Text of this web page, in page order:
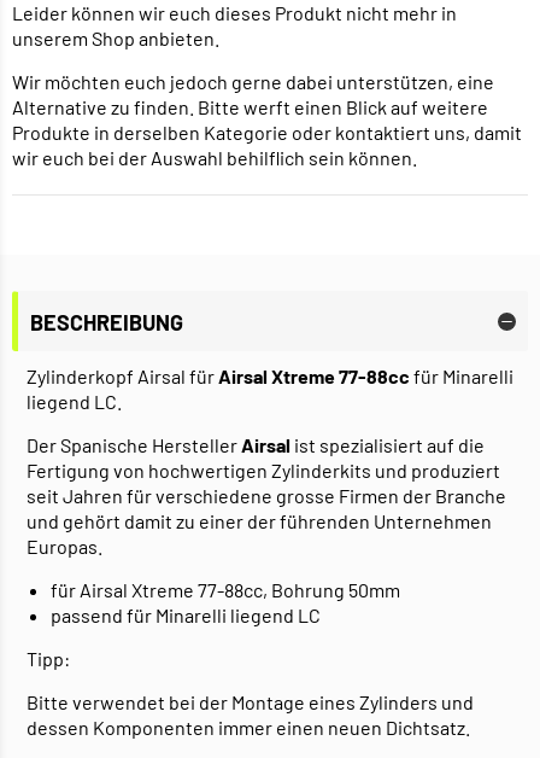
Leider können wir euch dieses Produkt nicht mehr in
unserem Shop anbieten.
Wir möchten euch jedoch gerne dabei unterstützen, eine
Alternative zu finden. Bitte werft einen Blick auf weitere
Produkte in derselben Kategorie oder kontaktiert uns, damit
wir euch bei der Auswahl behilflich sein können.
BESCHREIBUNG
Zylinderkopf Airsal fürAirsal Xtreme 77-88cc für Minarelli
liegend LC.
Der Spanische HerstellerAirsal ist spezialisiert auf die
Fertigung von hochwertigen Zylinderkits und produziert
seit Jahren für verschiedene grosse Firmen der Branche
und gehört damit zu einer der führenden Unternehmen
Europas.
für Airsal Xtreme 77-88cc, Bohrung 50mm
passend für Minarelli liegend LC
Tipp:
Bitte verwendet bei der Montage eines Zylinders und
dessen Komponenten immer einen neuen Dichtsatz.